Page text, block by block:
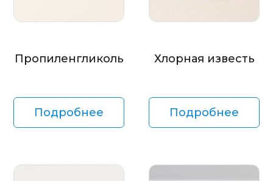
Пропиленгликоль
Подробнее
Хлорная известь
Подробнее